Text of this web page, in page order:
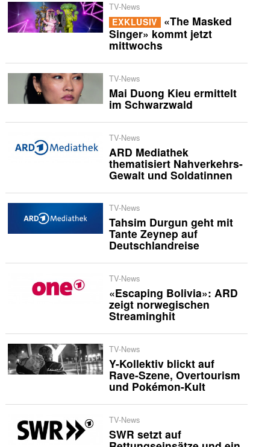
TV-News
EXKLUSIV «The Masked
Singer» kommt jetzt
mittwochs
TV-News
Mai Duong Kieu ermittelt
im Schwarzwald
TV-News
ARD Mediathek
thematisiert Nahverkehrs-
Gewalt und Soldatinnen
TV-News
Tahsim Durgun geht mit
Tante Zeynep auf
Deutschlandreise
TV-News
«Escaping Bolivia»: ARD
zeigt norwegischen
Streaminghit
TV-News
Y-Kollektiv blickt auf
Rave-Szene, Overtourism
und Pokémon-Kult
TV-News
SWR setzt auf